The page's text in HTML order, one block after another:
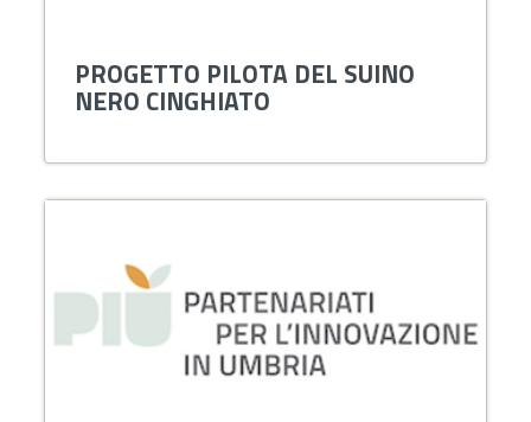
PROGETTO PILOTA DEL SUINO
NERO CINGHIATO